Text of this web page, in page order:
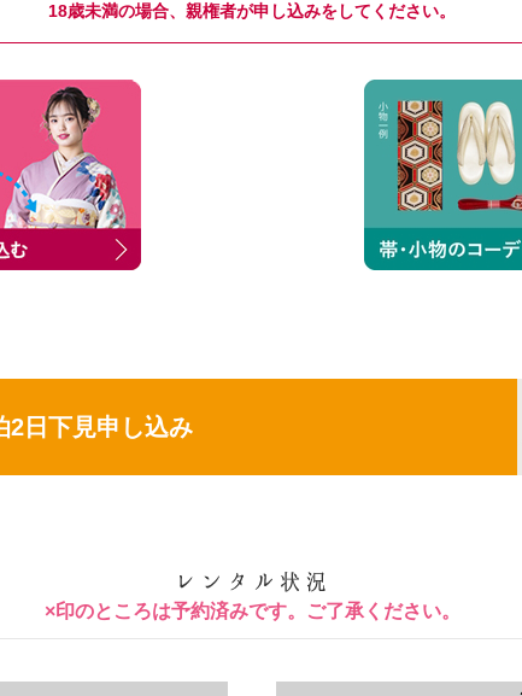
18歳未満の場合、親権者が申し込みをしてください。
2日下見申し込み
×印のところは予約済みです。ご了承ください。